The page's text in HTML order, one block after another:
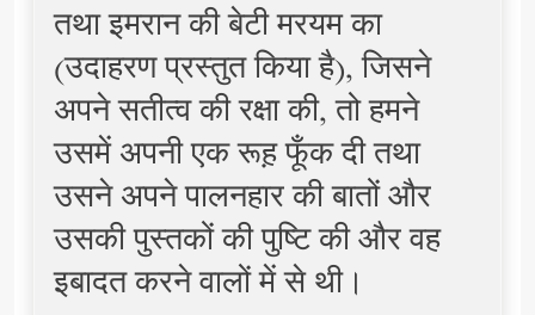
तथा इमरान की बेटी मरयम का
(उदाहरण प्रस्तुत किया है), जिसने
अपने सतीत्व की रक्षा की, तो हमने
उसमें अपनी एक रूह़ फूँक दी तथा
उसने अपने पालनहार की बातों और
उसकी पुस्तकों की पुष्टि की और वह
इबादत करने वालों में से थी।